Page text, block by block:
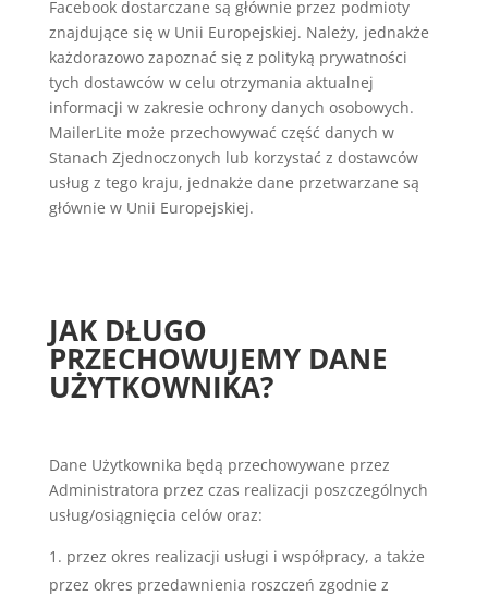
Facebook dostarczane są głównie przez podmioty
znajdujące się w Unii Europejskiej. Należy, jednakże
każdorazowo zapoznać się z polityką prywatności
tych dostawców w celu otrzymania aktualnej
informacji w zakresie ochrony danych osobowych.
MailerLite może przechowywać część danych w
Stanach Zjednoczonych lub korzystać z dostawców
usług z tego kraju, jednakże dane przetwarzane są
głównie w Unii Europejskiej.
JAK DŁUGO
PRZECHOWUJEMY DANE
UŻYTKOWNIKA?
Dane Użytkownika będą przechowywane przez
Administratora przez czas realizacji poszczególnych
usług/osiągnięcia celów oraz:
przez okres realizacji usługi i współpracy, a także
przez okres przedawnienia roszczeń zgodnie z